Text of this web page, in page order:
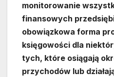
monitorowanie
finansowych
obowiązkowa forma
księgowości dla
tych, które osiągają
przychodów lub